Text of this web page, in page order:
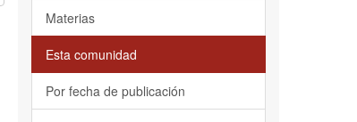
Materias
Esta comunidad
Por fecha de publicación